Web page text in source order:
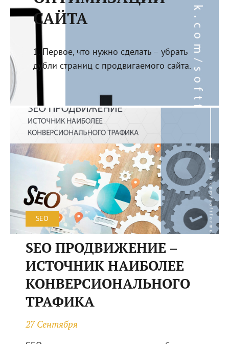
САЙТА
1. Первое, что нужно сделать – убрать
дубли страниц с продвигаемого сайта.
SEO
SEO ПРОДВИЖЕНИЕ –
ИСТОЧНИК НАИБОЛЕЕ
КОНВЕРСИОНАЛЬНОГО
ТРАФИКА
27 Сентября